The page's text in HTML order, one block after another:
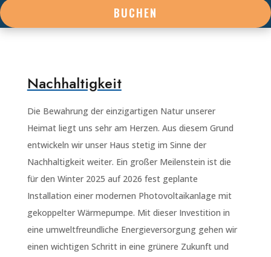
BUCHEN
Nachhaltigkeit
Die Bewahrung der einzigartigen Natur unserer
Heimat liegt uns sehr am Herzen. Aus diesem Grund
entwickeln wir unser Haus stetig im Sinne der
Nachhaltigkeit weiter. Ein großer Meilenstein ist die
für den Winter 2025 auf 2026 fest geplante
Installation einer modernen Photovoltaikanlage mit
gekoppelter Wärmepumpe. Mit dieser Investition in
eine umweltfreundliche Energieversorgung gehen wir
einen wichtigen Schritt in eine grünere Zukunft und